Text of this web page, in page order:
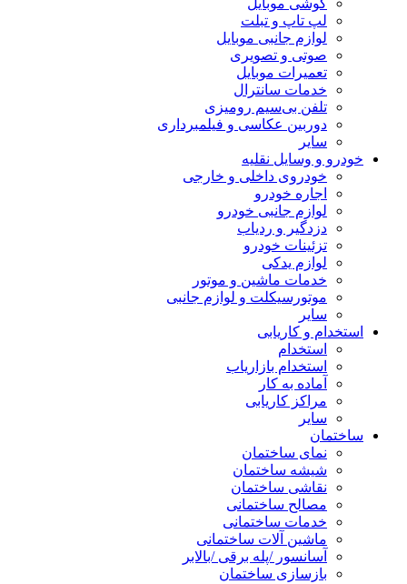
گوشی موبایل
لپ تاپ و تبلت
لوازم جانبی موبایل
صوتی و تصویری
تعمیرات موبایل
خدمات سانترال
تلفن بی‌سیم رومیزی
دوربین عکاسی و فیلمبرداری
سایر
خودرو و وسایل نقلیه
خودروی داخلی و خارجی
اجاره خودرو
لوازم جانبی خودرو
دزدگیر و ردیاب
تزئینات خودرو
لوازم یدکی
خدمات ماشین و موتور
موتورسیکلت و لوازم جانبی
سایر
استخدام و کاریابی
استخدام
استخدام بازاریاب
آماده به کار
مراکز کاریابی
سایر
ساختمان
نمای ساختمان
شیشه ساختمان
نقاشی ساختمان
مصالح ساختمانی
خدمات ساختمانی
ماشین آلات ساختمانی
آسانسور /پله برقی /بالابر
بازسازی ساختمان